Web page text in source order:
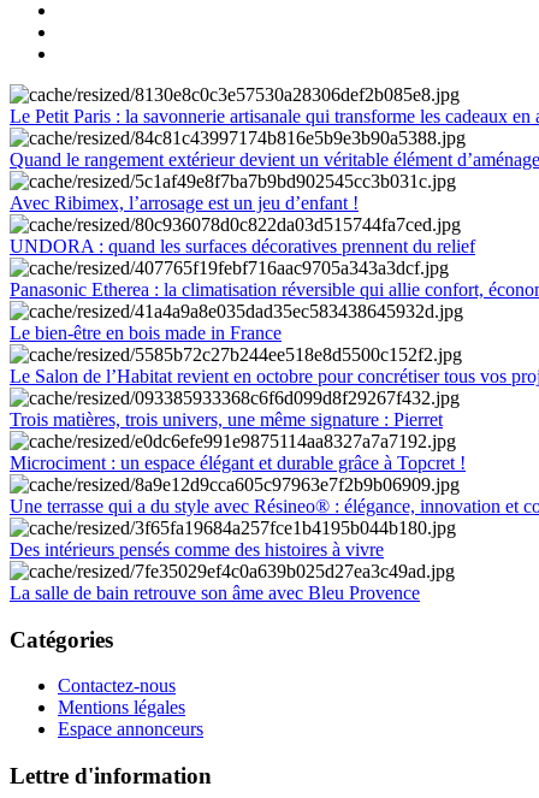
Le Petit Paris : la savonnerie artisanale qui transforme les cadeaux en
Quand le rangement extérieur devient un véritable élément
Avec Ribimex, l’arrosage est un jeu d’enfant !
UNDORA : quand les surfaces décoratives prennent du relief
Panasonic Etherea : la climatisation réversible qui allie confort,
Le bien-être en bois made in France
Le Salon de l’Habitat revient en octobre pour concrétiser tous vos
Trois matières, trois univers, une même signature : Pierret
Microciment : un espace élégant et durable grâce à Topcret !
Une terrasse qui a du style avec Résineo® : élégance, innovation et
Des intérieurs pensés comme des histoires à vivre
La salle de bain retrouve son âme avec Bleu Provence
Catégories
Contactez-nous
Mentions légales
Espace annonceurs
Lettre d'information